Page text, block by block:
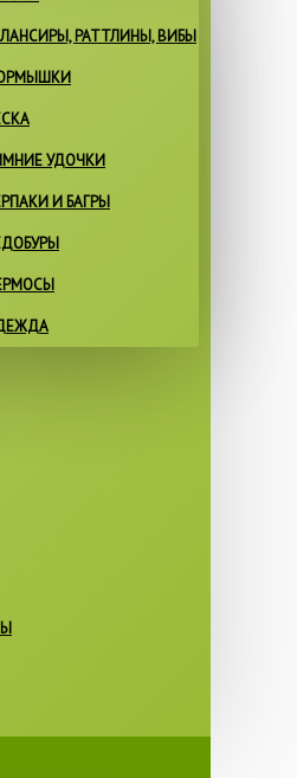
РАТТЛИНЫ, ВИБЫ
УДОЧКИ
И БАГРЫ